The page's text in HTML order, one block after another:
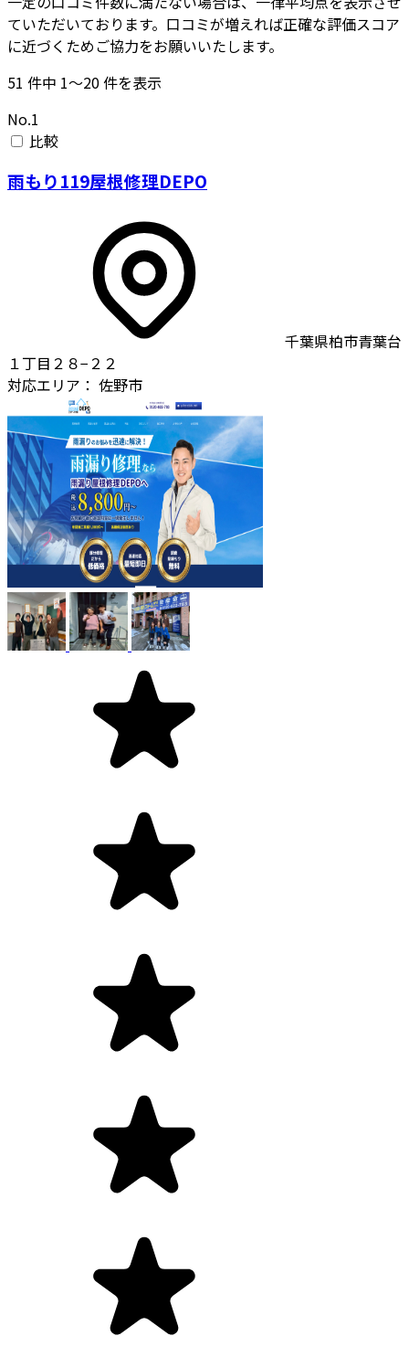
ていただいております。口コミが増えれば正確な評価スコア
に近づくためご協力をお願いいたします。
51 件中 1〜20件を表示
No.1
比較
雨もり119屋根修理DEPO
千葉県柏市青葉台
１丁目２８−２２
対応エリア： 佐野市